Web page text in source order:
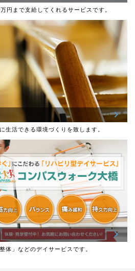
円まで支給してくれるサービスです。
生活できる環境づくりを致します。
体」などのデイサービスです。